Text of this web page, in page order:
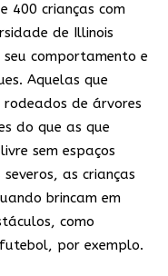
400 crianças com
de Illinois
comportamento e
Aquelas que
de árvores
do que as que
sem espaços
as crianças
brincam em
como
por exemplo.